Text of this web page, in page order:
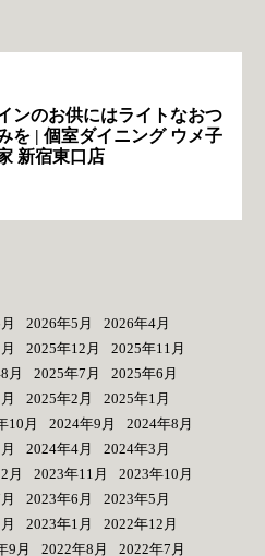
ンのお供にはライトなおつ
を | 個室ダイニング ウメ子
新宿東口店
2026年5月
2026年4月
2025年12月
2025年11月
月 2025年7月
2025年6月
2025年2月
2025年1月
10月 2024年9月
2024年8月
2024年4月
2024年3月
月 2023年11月
2023年10月
2023年6月
2023年5月
2023年1月
2022年12月
9月 2022年8月 2022年7月